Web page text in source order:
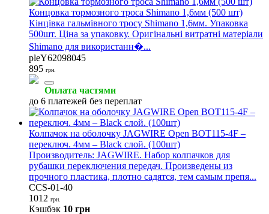
Концовка тормозного троса Shimano 1,6мм (500 шт)
Кінцівка гальмівного тросу Shimano 1,6мм. Упаковка
500шт. Ціна за упаковку. Оригінальні витратні матеріали
Shimano для використанн�...
pleY62098045
895 грн.
Оплата частями
до 6 платежей без переплат
Колпачок на оболочку JAGWIRE Open BOT115-4F –
переключ. 4мм – Black слой. (100шт)
Производитель: JAGWIRE. Набор колпачков для
рубашки переключения передач. Произведены из
прочного пластика, плотно садятся, тем самым препя...
CCS-01-40
1012 грн.
Кэшбэк 10 грн